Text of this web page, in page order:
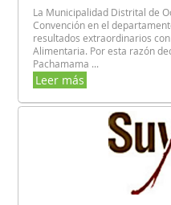
La Municipalidad Distrital de
Convención en el
resultados extraordinarios
Alimentaria. Por esta razón
Pachamama ...
Leer más